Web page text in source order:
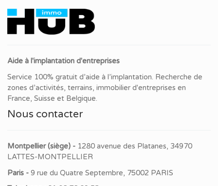
Aide à l'implantation d'entreprises
Service 100% gratuit d’aide à l’implantation. Recherche de
zones d’activités, terrains, immobilier d'entreprises en
France, Suisse et Belgique.
Nous contacter
Montpellier (siège) - 1280 avenue des Platanes, 34970
LATTES-MONTPELLIER
Paris - 9 rue du Quatre Septembre, 75002 PARIS